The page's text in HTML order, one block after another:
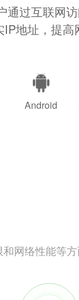
通过互联网
地址，提高
Android
网络性能等